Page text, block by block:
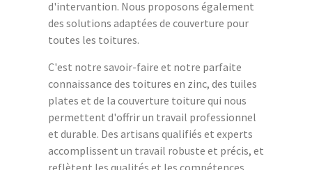
d'intervantion. Nous proposons également
des solutions adaptées de couverture pour
toutes les toitures.
C'est notre savoir-faire et notre parfaite
connaissance des toitures en zinc, des tuiles
plates et de la couverture toiture qui nous
permettent d'offrir un travail professionnel
et durable. Des artisans qualifiés et experts
accomplissent un travail robuste et précis, et